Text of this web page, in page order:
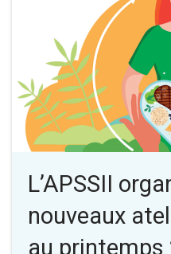
L’APSSII
nouveaux
au printemps